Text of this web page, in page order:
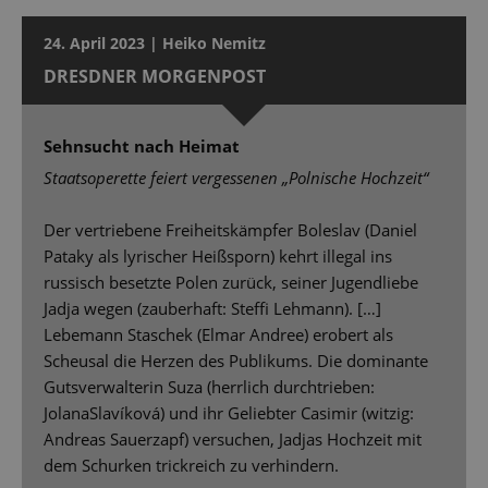
24. April 2023 | Heiko Nemitz
DRESDNER MORGENPOST
Sehnsucht nach Heimat
Staatsoperette feiert vergessenen „Polnische Hochzeit“
Der vertriebene Freiheitskämpfer Boleslav (Daniel
Pataky als lyrischer Heißsporn) kehrt illegal ins
russisch besetzte Polen zurück, seiner Jugendliebe
Jadja wegen (zauberhaft: Stefﬁ Lehmann). […]
Lebemann Staschek (Elmar Andree) erobert als
Scheusal die Herzen des Publikums. Die dominante
Gutsverwalterin Suza (herrlich durchtrieben:
JolanaSlavíková) und ihr Geliebter Casimir (witzig:
Andreas Sauerzapf) versuchen, Jadjas Hochzeit mit
dem Schurken trickreich zu verhindern.